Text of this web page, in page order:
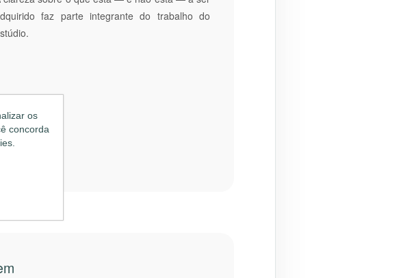
faz parte integrante do trabalho do
os
concorda